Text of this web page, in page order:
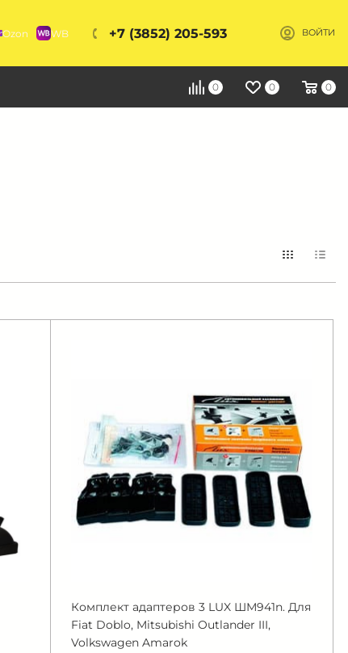
Ozon WB +7 (3852) 205-593 ВОЙТИ
0 0 0
Комплект адаптеров 3 LUX ШМ941n. Для
Fiat Doblo, Mitsubishi Outlander III,
Volkswagen Amarok